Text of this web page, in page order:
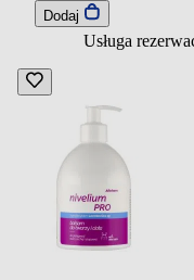
Dodaj
Usługa